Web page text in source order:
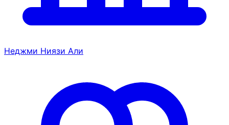
Неджми Ниязи Али